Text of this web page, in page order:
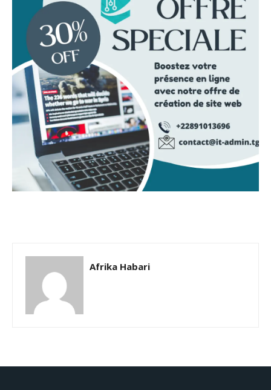
Afrika Habari